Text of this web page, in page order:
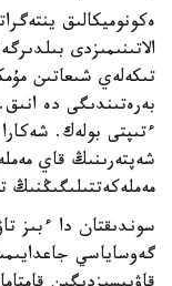
ەكونوميكالىق
الاتىنىمىزدى
تىكەلەي شىعاتىن
بەرەتىندىگى دە
ءتىپتى بولەك.
شەپتەرىنىڭ قاي
مەملەكەتتىلىگىڭنىڭ
سوندىقتان دا ءبىز
گەوساياسي